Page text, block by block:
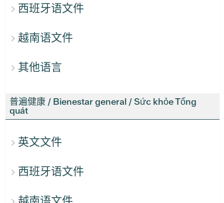
西班牙语文件
越南语文件
其他语言
普遍健康 / Bienestar general / Sức khỏe Tổng
quát
英文文件
西班牙语文件